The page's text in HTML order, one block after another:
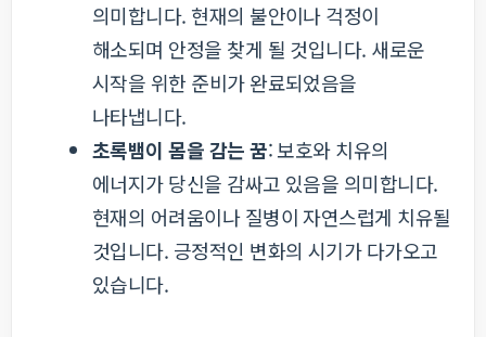
의미합니다. 현재의 불안이나 걱정이
해소되며 안정을 찾게 될 것입니다. 새로운
시작을 위한 준비가 완료되었음을
나타냅니다.
초록뱀이 몸을 감는 꿈: 보호와 치유의
에너지가 당신을 감싸고 있음을 의미합니다.
현재의 어려움이나 질병이 자연스럽게 치유될
것입니다. 긍정적인 변화의 시기가 다가오고
있습니다.